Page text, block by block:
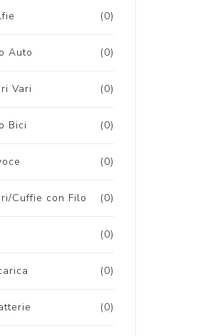
(0)
(0)
Auto
(0)
Vari
(0)
Bici
(0)
(0)
Cuffie con Filo
(0)
(0)
(0)